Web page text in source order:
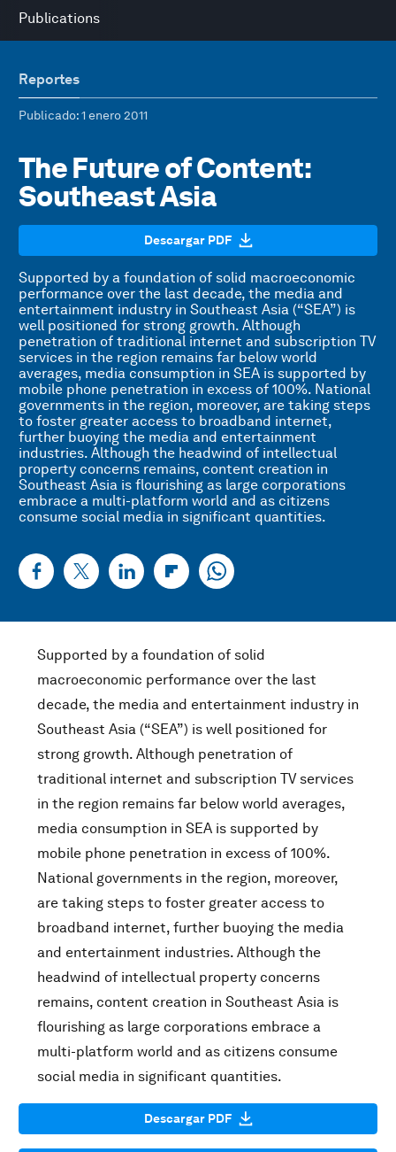
Publications
Reportes
Publicado: 1 enero 2011
The Future of Content:
Southeast Asia
Descargar PDF
Supported by a foundation of solid macroeconomic
performance over the last decade, the media and
entertainment industry in Southeast Asia (“SEA”) is
well positioned for strong growth. Although
penetration of traditional internet and subscription TV
services in the region remains far below world
averages, media consumption in SEA is supported by
mobile phone penetration in excess of 100%. National
governments in the region, moreover, are taking steps
to foster greater access to broadband internet,
further buoying the media and entertainment
industries. Although the headwind of intellectual
property concerns remains, content creation in
Southeast Asia is flourishing as large corporations
embrace a multi-platform world and as citizens
consume social media in significant quantities.
Supported by a foundation of solid
macroeconomic performance over the last
decade, the media and entertainment industry in
Southeast Asia (“SEA”) is well positioned for
strong growth. Although penetration of
traditional internet and subscription TV services
in the region remains far below world averages,
media consumption in SEA is supported by
mobile phone penetration in excess of 100%.
National governments in the region, moreover,
are taking steps to foster greater access to
broadband internet, further buoying the media
and entertainment industries. Although the
headwind of intellectual property concerns
remains, content creation in Southeast Asia is
flourishing as large corporations embrace a
multi-platform world and as citizens consume
social media in significant quantities.
Descargar PDF